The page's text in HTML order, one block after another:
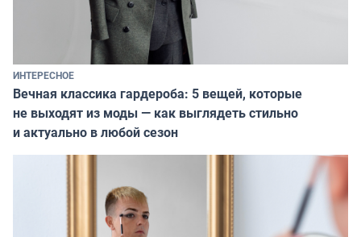
ИНТЕРЕСНОЕ
Вечная классика гардероба: 5 вещей, которые
не выходят из моды — как выглядеть стильно
и актуально в любой сезон